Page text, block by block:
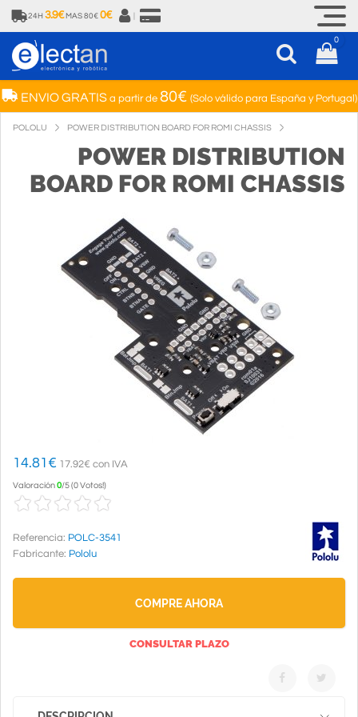
24H 3.9€ MAS 80€ 0€
0
ENVIO GRATISa partir de 80€ (Solo válido para España y Portugal)
POLOLU POWER DISTRIBUTION BOARD FOR ROMI CHASSIS
POWER DISTRIBUTION
BOARD FOR ROMI CHASSIS
14.81 € 17.92€ con IVA
Valoración0/5(0 Votos!)
Referencia: POLC-3541
Fabricante: Pololu
COMPRE AHORA
CONSULTAR PLAZO